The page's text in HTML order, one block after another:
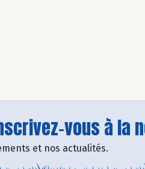
vous à la
et nos actualités.